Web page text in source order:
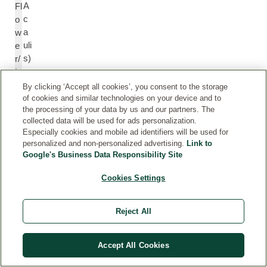
Fl
o
w
e
r/
L
A
c
a
uli
s)
ra
ct
By clicking ‘Accept all cookies’, you consent to the storage
of cookies and similar technologies on your device and to
the processing of your data by us and our partners. The
collected data will be used for ads personalization.
Especially cookies and mobile ad identifiers will be used for
personalized and non-personalized advertising. Link to
Google's Business Data Responsibility Site
Cookies Settings
Reject All
Accept All Cookies